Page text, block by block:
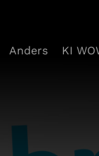
Anders KI